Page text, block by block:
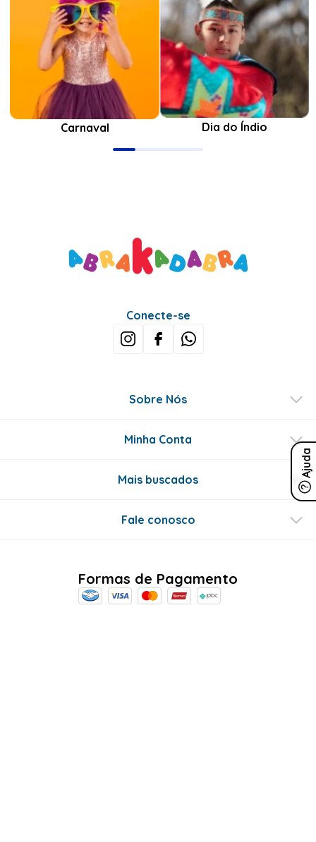
Carnaval Dia do Índio
Ajuda
Conecte-se
Sobre Nós
Minha Conta
Mais buscados
Fale conosco
Formas de Pagamento